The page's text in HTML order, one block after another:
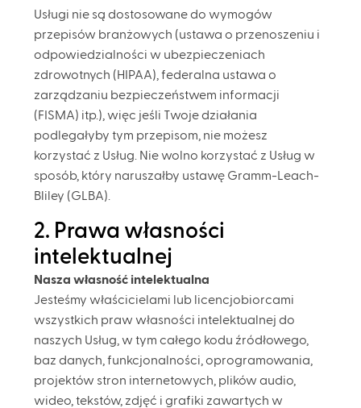
Usługi nie są dostosowane do wymogów
przepisów branżowych (ustawa o przenoszeniu i
odpowiedzialności w ubezpieczeniach
zdrowotnych (HIPAA), federalna ustawa o
zarządzaniu bezpieczeństwem informacji
(FISMA) itp.), więc jeśli Twoje działania
podlegałyby tym przepisom, nie możesz
korzystać z Usług. Nie wolno korzystać z Usług w
sposób, który naruszałby ustawę Gramm-Leach-
Bliley (GLBA).
2. Prawa własności
intelektualnej
Nasza własność intelektualna
Jesteśmy właścicielami lub licencjobiorcami
wszystkich praw własności intelektualnej do
naszych Usług, w tym całego kodu źródłowego,
baz danych, funkcjonalności, oprogramowania,
projektów stron internetowych, plików audio,
wideo, tekstów, zdjęć i grafiki zawartych w